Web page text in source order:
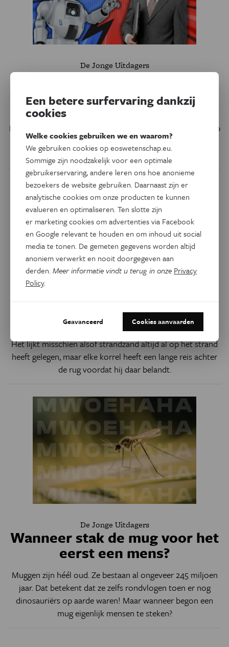
De Jonge Uitdagers
We redden soms liever een
robot dan eens mens
Robots worden slimmer en lijken steeds meer op mensen.
Daardoor vinden mensen het soms lastig om een robot op
te offeren, zelfs wanneer we daarmee andere mensen
kunnen redden.
De reis van strandzand
Het lijkt misschien alsof strandzand altijd al op het strand
heeft gelegen, maar elke korrel heeft een lange reis achter
de rug voordat hij daar belandt.
De Jonge Uitdagers
Wanneer stak de mug voor het
eerst een mens?
Muggen zijn héél oud. Ze bestaan al ongeveer 245 miljoen
jaar. Dat betekent dat ze zelfs rondvlogen toen er nog
dinosauriërs op aarde waren! Maar wanneer begon een
mug eigenlijk mensen te steken?
Een betere surfervaring dankzij
cookies
Welke cookies gebruiken we en waarom?
We gebruiken cookies op eoswetenschap.eu.
Sommige zijn noodzakelijk voor een optimale
gebruikerservaring, andere leren ons hoe anonieme
bezoekers de website gebruiken. Daarnaast zijn er
analytische cookies om onze producten te kunnen
evalueren en optimaliseren. Ten slotte zijn
er marketing cookies om advertenties via Facebook
en Google relevant te houden en om inhoud uit social
media te tonen. De gemeten gegevens worden altijd
anoniem verwerkt en nooit doorgegeven aan
derden.Meer informatie vindt u terug in onze Privacy
Policy.
Geavanceerd Cookies aanvaarden